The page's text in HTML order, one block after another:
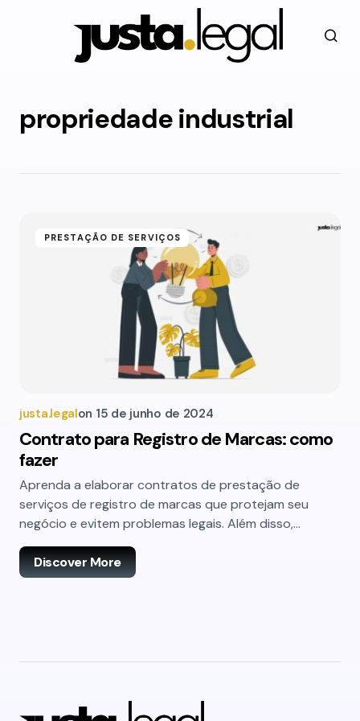
propriedade industrial
PRESTAÇÃO DE SERVIÇOS
justa.legalon 15 de junho de 2024
Contrato para Registro de Marcas: como
fazer
Aprenda a elaborar contratos de prestação de
serviços de registro de marcas que protejam seu
negócio e evitem problemas legais. Além disso,…
Discover More